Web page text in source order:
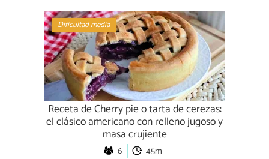
Dificultad media
Receta de Cherry pie o tarta de cerezas:
el clásico americano con relleno jugoso y
masa crujiente
6 45m